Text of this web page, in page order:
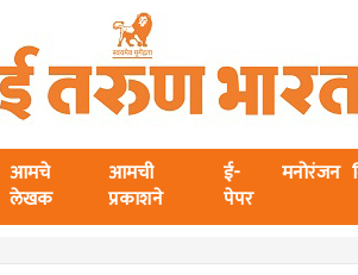
आमचे
लेखक
आमची
प्रकाशने
ई-
पेपर
मनोरंजन